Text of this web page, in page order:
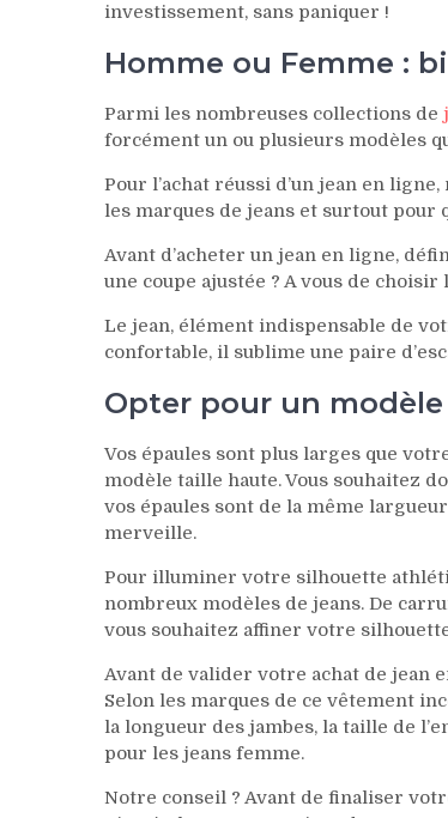
investissement, sans paniquer !
Homme ou Femme :
Parmi les nombreuses collections de
forcément un ou plusieurs modèles
Pour l’achat réussi d’un jean en
les marques de jeans et surtout pour
Avant d’acheter un jean en ligne,
une coupe ajustée ? A vous de
Le jean, élément indispensable de
confortable, il sublime une paire
Opter pour un
Vos épaules sont plus larges que
modèle taille haute. Vous souhaitez
vos épaules sont de la même
merveille.
Pour illuminer votre silhouette
nombreux modèles de jeans. De
vous souhaitez affiner votre
Avant de valider votre achat de jean
Selon les marques de ce vêtement
la longueur des jambes, la taille de
pour les jeans femme.
Notre conseil ? Avant de finaliser